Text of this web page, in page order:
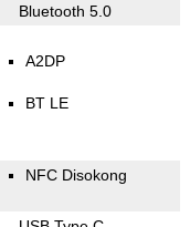
Bluetooth 5.0
A2DP
BT LE
NFC Disokong